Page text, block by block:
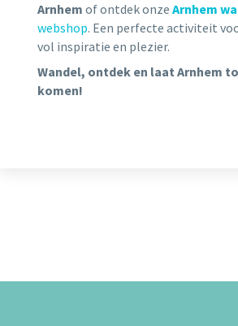
Arnhem of ontdek onze Arnhem
webshop. Een perfecte activiteit
vol inspiratie en plezier.
Wandel, ontdek en laat Arnhem
komen!